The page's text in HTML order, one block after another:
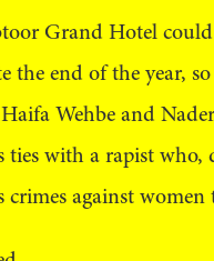
Grand Hotel
the end of the year,
Wehbe and
with a rapist who,
against